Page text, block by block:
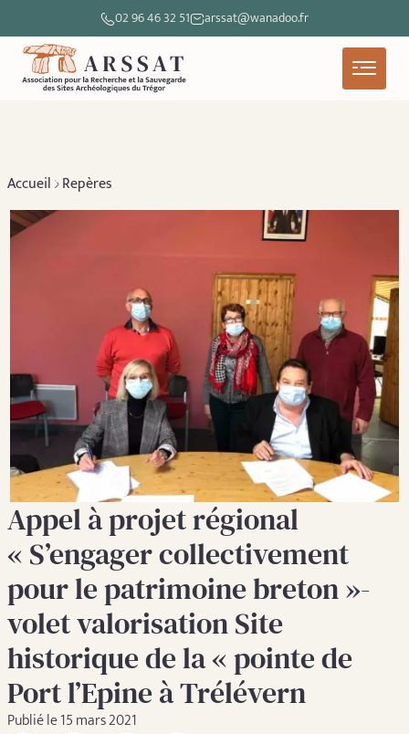
02 96 46 32 51 arssat@wanadoo.fr
Accueil Repères
Appel à projet régional
« S’engager collectivement
pour le patrimoine breton »-
volet valorisation Site
historique de la « pointe de
Port l’Epine à Trélévern
Publié le 15 mars 2021